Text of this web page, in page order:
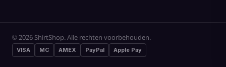
© 2026 ShirtShop. Alle rechten voorbehouden.
VISA MC AMEX PayPal Apple Pay